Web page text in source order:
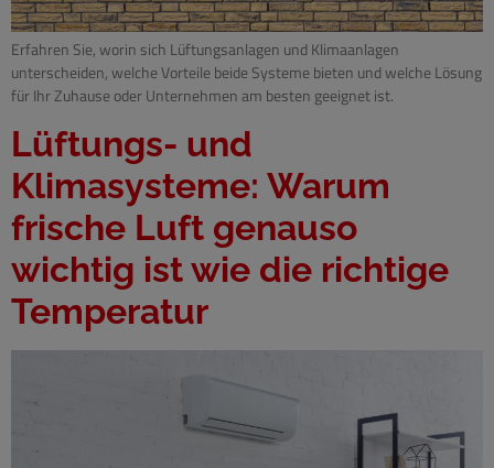
Erfahren Sie, worin sich Lüftungsanlagen und Klimaanlagen
unterscheiden, welche Vorteile beide Systeme bieten und welche Lösung
für Ihr Zuhause oder Unternehmen am besten geeignet ist.
Lüftungs- und
Klimasysteme: Warum
frische Luft genauso
wichtig ist wie die richtige
Temperatur